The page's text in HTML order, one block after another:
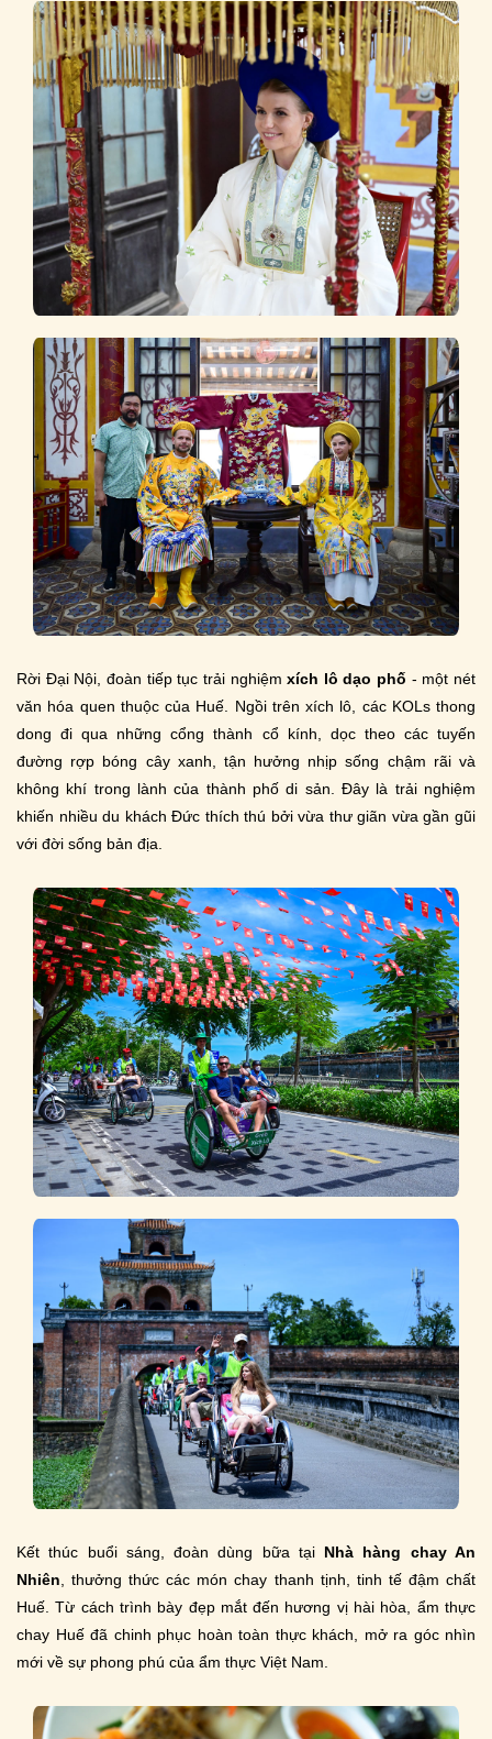
Rời Đại Nội, đoàn tiếp tục trải nghiệmxích lô dạo phố - một nét
văn hóa quen thuộc của Huế. Ngồi trên xích lô, các KOLs thong
dong đi qua những cổng thành cổ kính, dọc theo các tuyến
đường rợp bóng cây xanh, tận hưởng nhịp sống chậm rãi và
không khí trong lành của thành phố di sản. Đây là trải nghiệm
khiến nhiều du khách Đức thích thú bởi vừa thư giãn vừa gần gũi
với đời sống bản địa.
Kết thúc buổi sáng, đoàn dùng bữa tại Nhà hàng chay An
Nhiên , thưởng thức các món chay thanh tịnh, tinh tế đậm chất
Huế. Từ cách trình bày đẹp mắt đến hương vị hài hòa, ẩm thực
chay Huế đã chinh phục hoàn toàn thực khách, mở ra góc nhìn
mới về sự phong phú của ẩm thực Việt Nam.